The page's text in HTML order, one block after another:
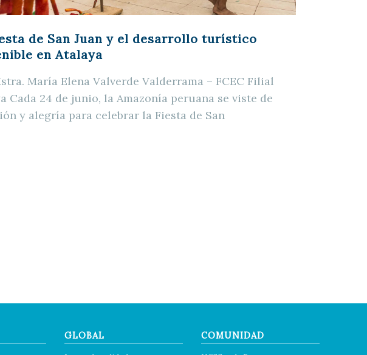
de San Juan y el desarrollo turístico
en Atalaya
María Elena Valverde Valderrama – FCEC Filial
Cada 24 de junio, la Amazonía peruana se viste de
y alegría para celebrar la Fiesta de San
GLOBAL COMUNIDAD